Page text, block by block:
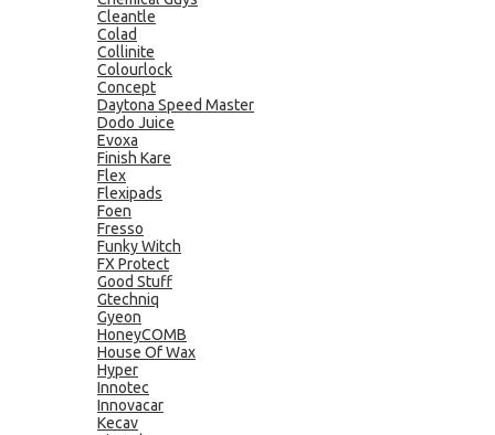
Cleantle
Colad
Collinite
Colourlock
Concept
Daytona Speed Master
Dodo Juice
Evoxa
Finish Kare
Flex
Flexipads
Foen
Fresso
Funky Witch
FX Protect
Good Stuff
Gtechniq
Gyeon
HoneyCOMB
House Of Wax
Hyper
Innotec
Innovacar
Kecav